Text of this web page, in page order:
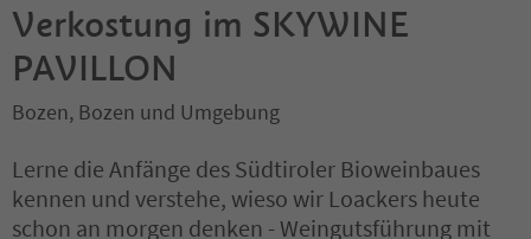
Verkostung im SKYWINE
PAVILLON
Bozen, Bozen und Umgebung
Lerne die Anfänge des Südtiroler Bioweinbaues
kennen und verstehe, wieso wir Loackers heute
schon an morgen denken - Weingutsführung mit